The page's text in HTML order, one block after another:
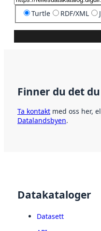
Turtle RDF/XML
Finner du det
Ta kontakt med oss her,
Datalandsbyen.
Datakataloger
Datasett